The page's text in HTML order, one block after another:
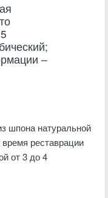
–
шпона натуральной
реставрации
от 3 до 4